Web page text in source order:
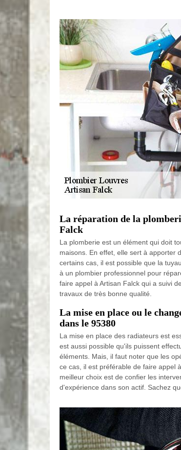
La réparation de la
Falck
La plomberie est un élément qui doit
maisons. En effet, elle sert à apporter
certains cas, il est possible que la
à un plombier professionnel pour
faire appel à Artisan Falck qui a suivi
travaux de très bonne qualité.
La mise en place ou le
dans le 95380
La mise en place des radiateurs est
est aussi possible qu'ils puissent
éléments. Mais, il faut noter que les
ce cas, il est préférable de faire appel
meilleur choix est de confier les
d'expérience dans son actif. Sachez